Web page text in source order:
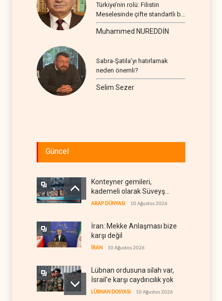
Türkiye’nin rolü: Filistin
Meselesinde çifte standartlı bir
seyir
Muhammed NUREDDİN
Sabra-Şatila’yı hatırlamak
neden önemli?
Selim Sezer
Güncel
Konteyner gemileri,
kademeli olarak Süveyş
güzergahına dönüyor
ARAP DÜNYASI 10 Ağustos 2026
İran: Mekke Anlaşması bize
karşı değil
İRAN 10 Ağustos 2026
Lübnan ordusuna silah var,
İsrail'e karşı caydırıcılık yok
LÜBNAN DOSYASI 10 Ağustos 2026